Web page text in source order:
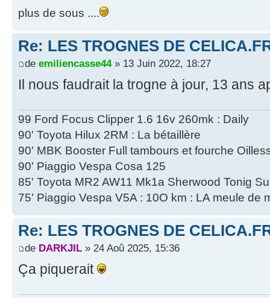
plus de sous ....
Re: LES TROGNES DE
de emiliencasse44» 13 Juin 2022, 18:27
Il nous faudrait la trogne à jour, 13 ans
99 Ford Focus Clipper 1.6 16v 260mk : Daily
90' Toyota Hilux 2RM : La bétaillère
90' MBK Booster Full tambours et fourche
90' Piaggio Vespa Cosa 125
85' Toyota MR2 AW11 Mk1a Sherwood Tonig
75' Piaggio Vespa V5A : 10O km : LA meule de
Re: LES TROGNES DE
de DARKJIL » 24 Aoû 2025, 15:36
Ça piquerait